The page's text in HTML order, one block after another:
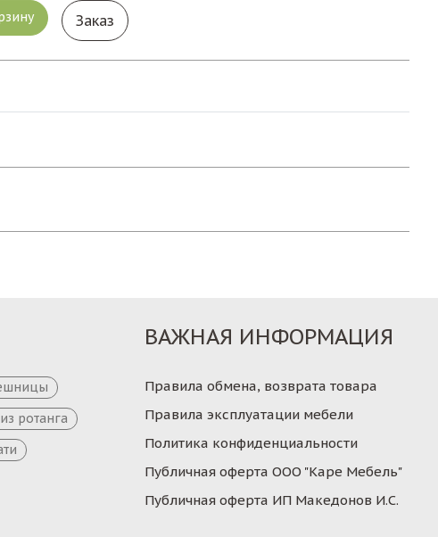
Заказ
ротанга
ВАЖНАЯ ИНФОРМАЦИЯ
Правила обмена, возврата товара
Правила эксплуатации мебели
Политика конфиденциальности
Публичная оферта ООО "Каре Мебель"
Публичная оферта ИП Македонов И.С.